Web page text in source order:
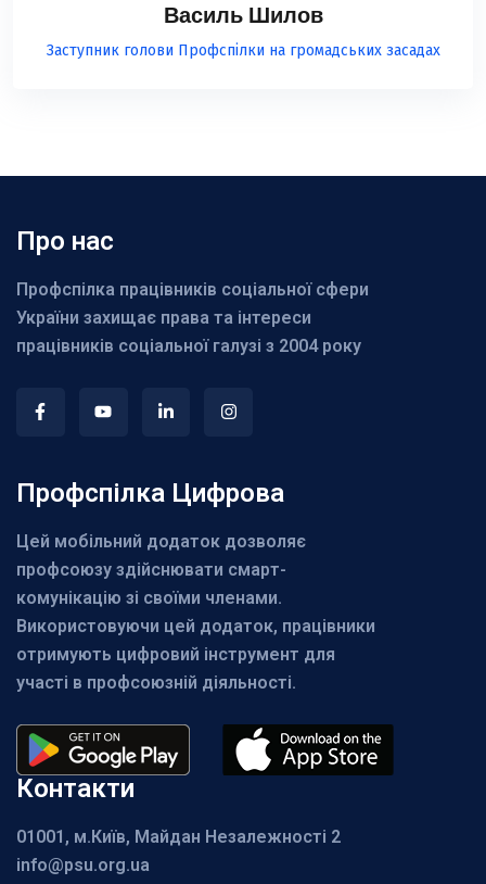
Василь Шилов
Заступник голови Профспілки на громадських засадах
Про нас
Профспілка працівників соціальної сфери
України захищає права та інтереси
працівників соціальної галузі з 2004 року
Профспілка Цифрова
Цей мобільний додаток дозволяє
профсоюзу здійснювати смарт-
комунікацію зі своїми членами.
Використовуючи цей додаток, працівники
отримують цифровий інструмент для
участі в профсоюзній діяльності.
Контакти
01001, м.Київ, Майдан Незалежності 2
info@psu.org.ua